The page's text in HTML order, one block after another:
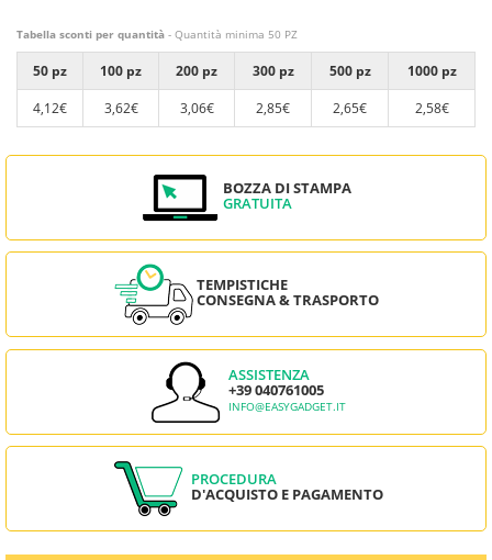
Tabella sconti per quantità - Quantità minima 50 PZ
50 pz 100 pz 200 pz 300 pz 500 pz
1000 pz
4,12€
3,62€ 3,06€ 2,85€ 2,65€ 2,58€
BOZZA DI STAMPA
GRATUITA
TEMPISTICHE
CONSEGNA & TRASPORTO
ASSISTENZA
+39 040761005
INFO@EASYGADGET.IT
PROCEDURA
D'ACQUISTO E PAGAMENTO